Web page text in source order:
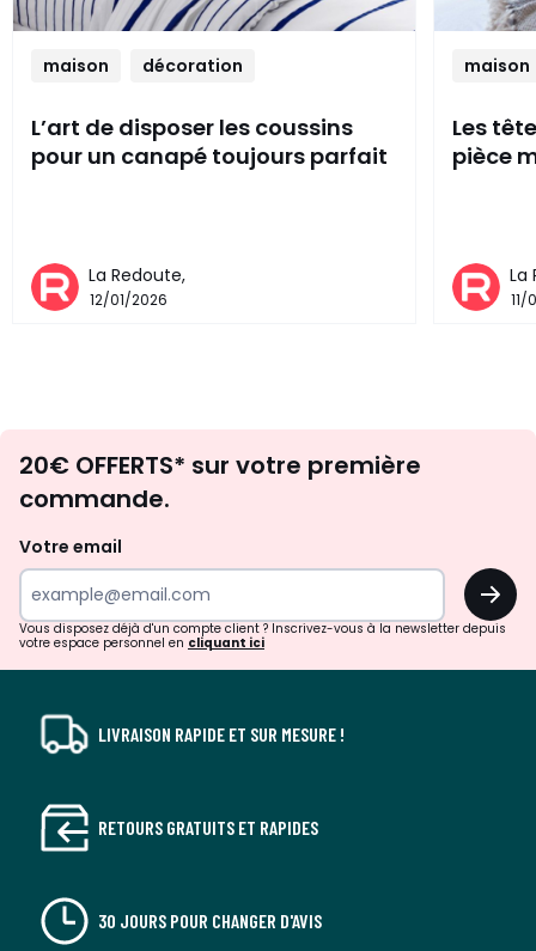
maison décoration
L’art de disposer les coussins
pour un canapé toujours parfait
La Redoute,
12/01/2026
maison
Les
pièce
La
11/
d'inspirations
surprises?
20€ OFFERTS* sur votre première
commande.
Votre email
OK
Vous disposez déjà d'un compte client ? Inscrivez-vous à la newsletter depuis
votre espace personnel en cliquant ici
LIVRAISON RAPIDE ET SUR MESURE !
RETOURS GRATUITS ET RAPIDES
30 JOURS POUR CHANGER D'AVIS